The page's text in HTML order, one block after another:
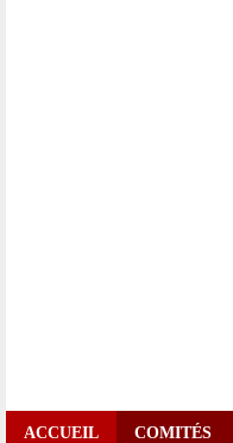
ACCUEIL COMITÉS